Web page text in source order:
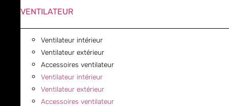
VENTILATEUR
Ventilateur intérieur
Ventilateur extérieur
Accessoires ventilateur
Ventilateur intérieur
Ventilateur extérieur
Accessoires ventilateur